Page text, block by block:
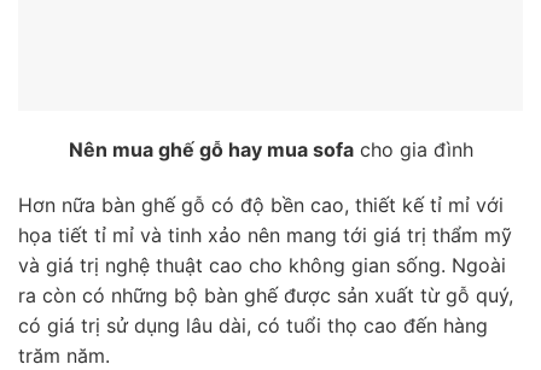
Nên mua ghế gỗ hay mua sofacho gia đình
Hơn nữa bàn ghế gỗ có độ bền cao, thiết kế tỉ mỉ với
họa tiết tỉ mỉ và tinh xảo nên mang tới giá trị thẩm mỹ
và giá trị nghệ thuật cao cho không gian sống. Ngoài
ra còn có những bộ bàn ghế được sản xuất từ gỗ quý,
có giá trị sử dụng lâu dài, có tuổi thọ cao đến hàng
trăm năm.